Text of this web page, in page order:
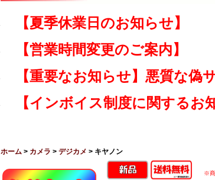
【夏季休業日のお知らせ】
【営業時間変更のご案内】
【重要なお知らせ】悪質な偽
【インボイス制度に関するお
ホーム > カメラ > デジカメ > キヤノン
※商